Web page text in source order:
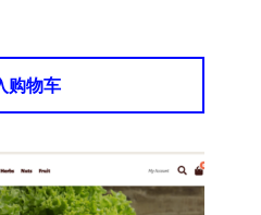
购物车